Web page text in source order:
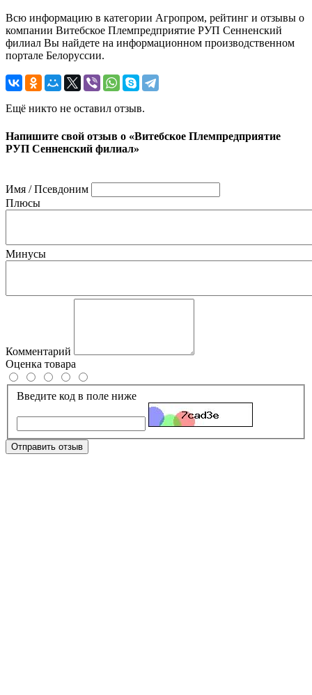
Всю информацию в категории Агропром, рейтинг и отзывы о
компании Витебское Племпредприятие РУП Сенненский
филиал Вы найдете на информационном производственном
портале Белоруссии.
Ещё никто не оставил отзыв.
Напишите свой отзыв о «Витебское Племпредприятие
РУП Сенненский филиал»
Имя / Псевдоним
Плюсы
Минусы
Комментарий
Оценка товара
Введите код в поле ниже
Отправить отзыв